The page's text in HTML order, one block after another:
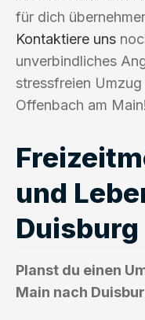
für dich
Kontaktiere uns
unverbindliches
stressfreien
Offenbach am Main!
und
Duisburg
Planst du einen
Main nach